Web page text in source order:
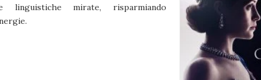
linguistiche mirate, risparmiando